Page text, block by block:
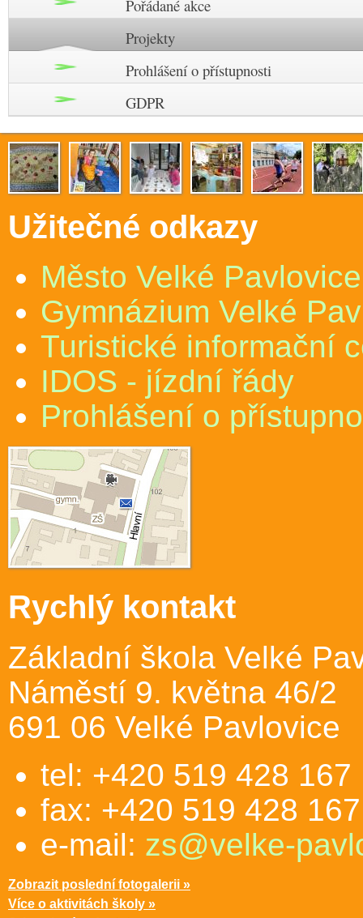
Pořádané akce
Projekty
Prohlášení o přístupnosti
GDPR
Užitečné odkazy
Město Velké Pavlovice
Gymnázium Velké
Turistické informační
IDOS - jízdní řády
Prohlášení o
Rychlý kontakt
Základní škola Velké
Náměstí 9. května 46/2
691 06 Velké Pavlovice
tel: +420 519 428 167
fax: +420 519 428 167
e-mail: zs@velke-
Zobrazit poslední fotogalerii »
Více o aktivitách školy »